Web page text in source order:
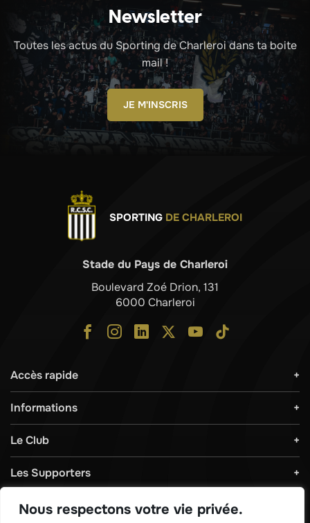
Nous respectons votre vie privée.
Newsletter
Toutes les actus du Sporting de Charleroi dans ta boite
mail !
JE M'INSCRIS
SPORTING DE CHARLEROI
Stade du Pays de Charleroi
Boulevard Zoé Drion, 131
6000 Charleroi
Accès rapide
Informations
Le Club
Les Supporters
Règlements & Sécurité